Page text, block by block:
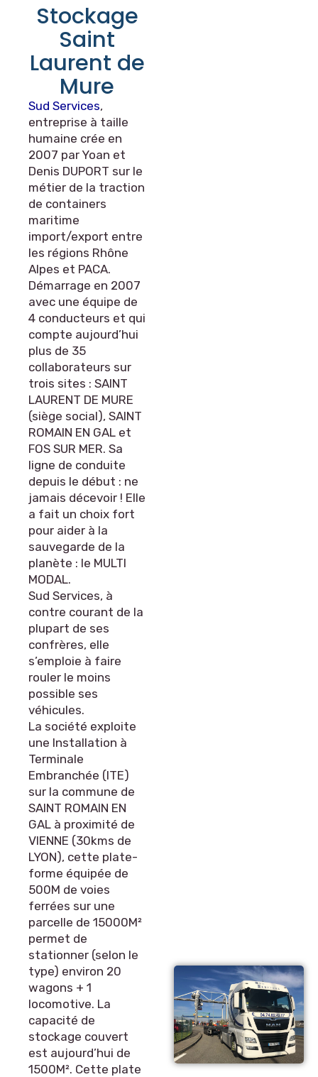
Stockage
Saint
Laurent de
Mure
Sud Services,
entreprise à taille
humaine crée en
2007 par Yoan et
Denis DUPORT sur le
métier de la traction
de containers
maritime
import/export entre
les régions Rhône
Alpes et PACA.
Démarrage en 2007
avec une équipe de
4 conducteurs et qui
compte aujourd’hui
plus de 35
collaborateurs sur
trois sites : SAINT
LAURENT DE MURE
(siège social), SAINT
ROMAIN EN GAL et
FOS SUR MER. Sa
ligne de conduite
depuis le début : ne
jamais décevoir ! Elle
a fait un choix fort
pour aider à la
sauvegarde de la
planète : le MULTI
MODAL.
Sud Services, à
contre courant de la
plupart de ses
confrères, elle
s’emploie à faire
rouler le moins
possible ses
véhicules.
La société exploite
une Installation à
Terminale
Embranchée (ITE)
sur la commune de
SAINT ROMAIN EN
GAL à proximité de
VIENNE (30kms de
LYON), cette plate-
forme équipée de
500M de voies
ferrées sur une
parcelle de 15000M²
permet de
stationner (selon le
type) environ 20
wagons + 1
locomotive. La
capacité de
stockage couvert
est aujourd’hui de
1500M². Cette plate